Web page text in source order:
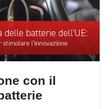
con il